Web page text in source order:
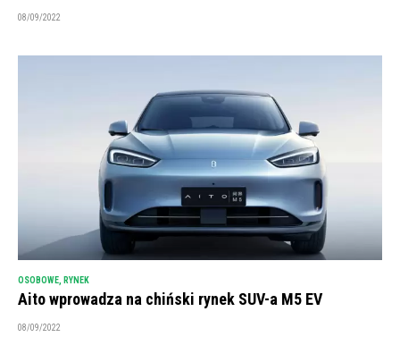
08/09/2022
OSOBOWE RYNEK
Aito wprowadza na chiński rynek SUV-a M5 EV
08/09/2022